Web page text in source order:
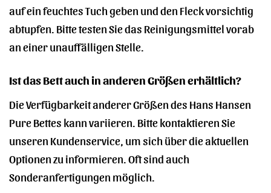
auf ein feuchtes Tuch geben und den Fleck vorsichtig
abtupfen. Bitte testen Sie das Reinigungsmittel vorab
an einer unauffälligen Stelle.
Ist das Bett auch in anderen Größen erhältlich?
Die Verfügbarkeit anderer Größen des Hans Hansen
Pure Bettes kann variieren. Bitte kontaktieren Sie
unseren Kundenservice, um sich über die aktuellen
Optionen zu informieren. Oft sind auch
Sonderanfertigungen möglich.